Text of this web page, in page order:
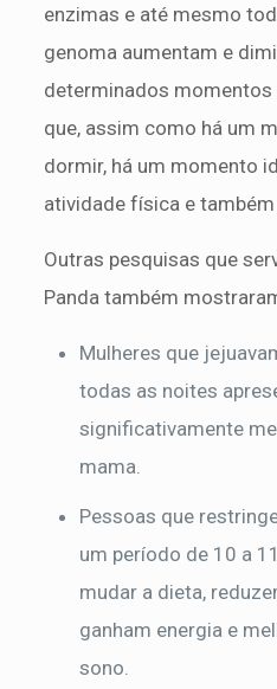
enzimas e até mesmo
genoma aumentam e
determinados
que, assim como há um
dormir, há um momento
atividade física e também
Outras pesquisas que
Panda também
Mulheres que
todas as noites
significativamente
mama.
Pessoas que
um período de 10 a
mudar a dieta,
ganham energia e
sono.